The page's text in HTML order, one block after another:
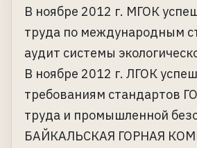
В ноябре 2012 г. МГОК
труда по международным
аудит системы
В ноябре 2012 г. ЛГОК
требованиям стандартов
труда и промышленной
БАЙКАЛЬСКАЯ ГОРНАЯ